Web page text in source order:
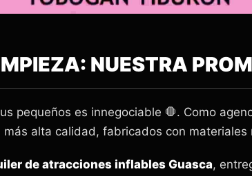
NUESTRA
pequeños es innegociable 🛑. Como
alta calidad, fabricados con
de atracciones inflables Guasca,